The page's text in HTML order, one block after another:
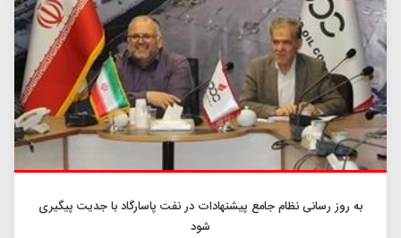
به روز رسانی نظام جامع پیشنهادات در نفت پاسارگاد با جدیت پیگیری
شود